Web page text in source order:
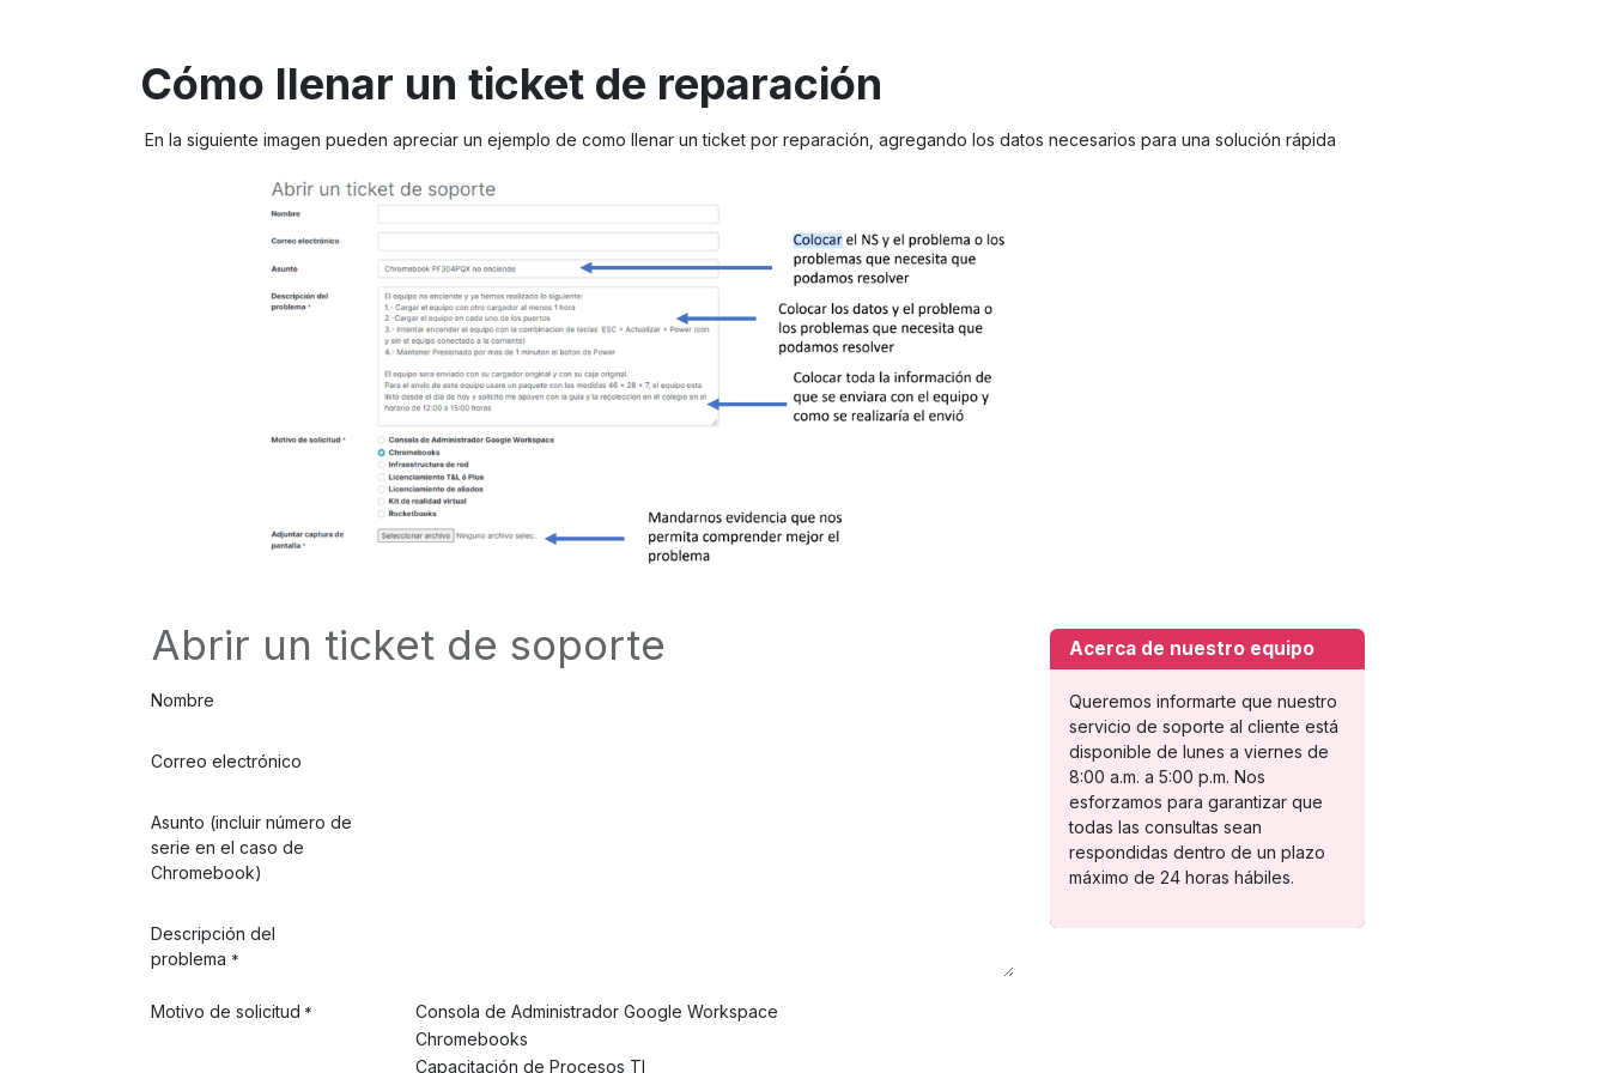
Cómo llenar un ticket de reparación
En la siguiente imagen pueden apreciar un ejemplo de como llenar un ticket por reparación, agregando los datos necesarios para una solución rápida
Abrir un ticket de soporte
Nombre
Correo electrónico
Asunto (incluir número de
serie en el caso de
Chromebook)
Descripción del
problema *
Motivo de solicitud *
Consola de Administrador Google Workspace
Chromebooks
Capacitación de Procesos TI
Acerca de nuestro equipo
Queremos informarte que nuestro
servicio de soporte al cliente está
disponible de lunes a viernes de
8:00 a.m. a 5:00 p.m. Nos
esforzamos para garantizar que
todas las consultas sean
respondidas dentro de un plazo
máximo de 24 horas hábiles.